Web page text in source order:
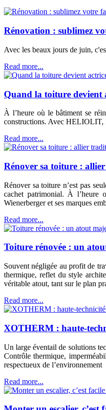
Rénovation : sublimez
Avec les beaux jours de juin,
Read more...
Quand la toiture devient
À l’heure où le bâtiment se
constructions. Avec HELIOLIT,
Read more...
Rénover sa toiture :
Rénover sa toiture n’est pas
cachet patrimonial. À l’heure
Wienerberger et ses marques
Read more...
Toiture rénovée : un
Souvent négligée au profit de
thermique, reflet du style
véritable atout, tant sur le plan
Read more...
XOTHERM : haute-
Un large éventail de solutions
Contrôle thermique,
respectueux de l’environnement
Read more...